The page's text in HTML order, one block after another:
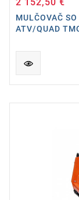
MULČOVAČ
ATV/QUAD